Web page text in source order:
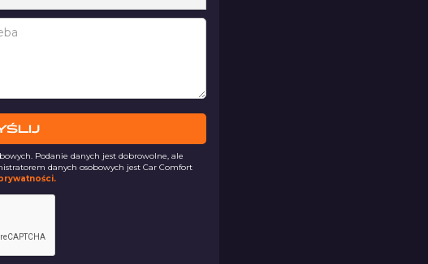
Podanie danych jest dobrowolne, ale
danych osobowych jest Car Comfort